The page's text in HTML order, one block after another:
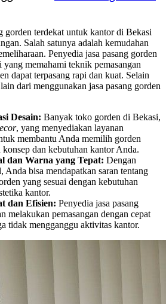
gorden terdekat untuk kantor di Bekasi
Salah satunya adalah kemudahan
Penyedia jasa pasang gorden
memahami teknik pemasangan
dapat terpasang rapi dan kuat. Selain
dari menggunakan jasa pasang gorden
Desain: Banyak toko gorden di Bekasi,
, yang menyediakan layanan
membantu Anda memilih gorden
konsep dan kebutuhan kantor Anda.
dan Warna yang Tepat: Dengan
Anda bisa mendapatkan saran tentang
yang sesuai dengan kebutuhan
kantor.
dan Efisien: Penyedia jasa pasang
melakukan pemasangan dengan cepat
tidak mengganggu aktivitas kantor.